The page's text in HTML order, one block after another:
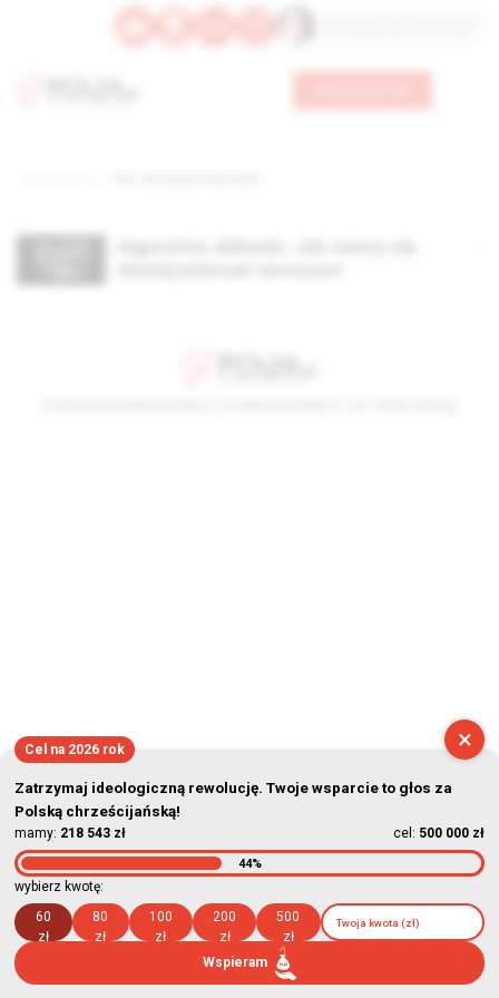
×
Cel na 2026 rok
Zatrzymaj ideologiczną rewolucję. Twoje wsparcie to głos za
Polską chrześcijańską!
mamy: 218 543 zł cel: 500 000 zł
44%
wybierz kwotę:
60
zł
80
zł
100
zł
200
zł
500
zł
Wspieram